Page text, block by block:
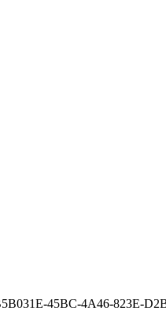
45BC-4A46-823E-